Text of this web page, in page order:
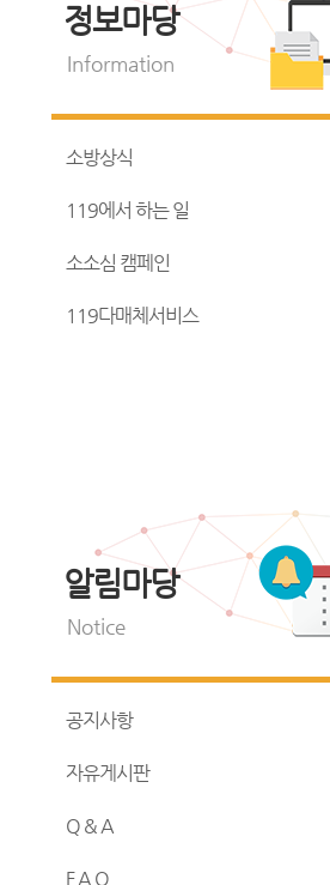
정보마당
Information
소방상식
119에서 하는 일
소소심 캠페인
119다매체서비스
알림마당
Notice
공지사항
자유게시판
Q & A
F A Q